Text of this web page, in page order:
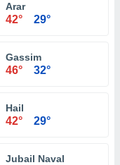
Arar
42° 29°
Gassim
46° 32°
Hail
42° 29°
Jubail Naval